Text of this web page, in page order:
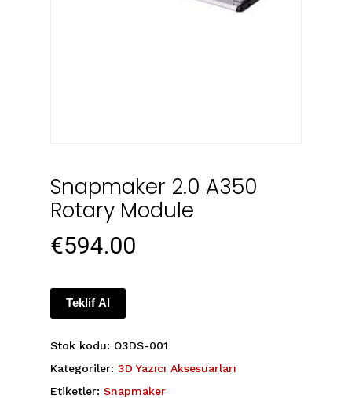
Snapmaker 2.0 A350
Rotary Module
€594.00
Teklif Al
Stok kodu: O3DS-001
Kategoriler: 3D Yazıcı Aksesuarları
Etiketler: Snapmaker